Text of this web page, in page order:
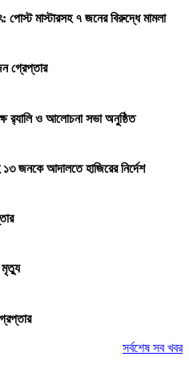
পোস্ট মাস্টারসহ ৭ জনের বিরুদ্ধে মামলা
গ্রেপ্তার
র‌্যালি ও আলোচনা সভা অনুষ্ঠিত
১৩ জনকে আদালতে হাজিরের নির্দেশ
মৃত্যু
সর্বশেষ সব খবর